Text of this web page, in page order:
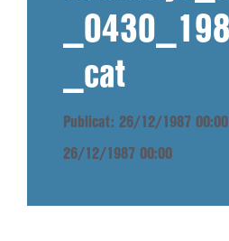
_cat
Publicat: 26/12/1987 00:00
26/12/1987 00:00